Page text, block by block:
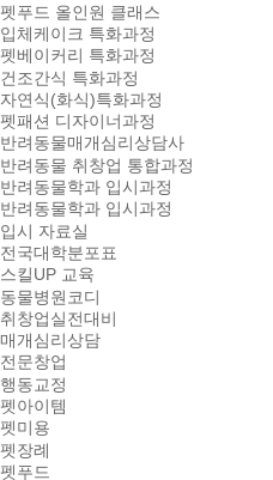
펫푸드 올인원 클래스
입체케이크 특화과정
펫베이커리 특화과정
건조간식 특화과정
자연식(화식)특화과정
펫패션 디자이너과정
반려동물매개심리상담사
반려동물 취창업 통합과정
반려동물학과 입시과정
반려동물학과 입시과정
입시 자료실
전국대학분포표
스킬UP 교육
동물병원코디
취창업실전대비
매개심리상담
전문창업
행동교정
펫아이템
펫미용
펫장례
펫푸드